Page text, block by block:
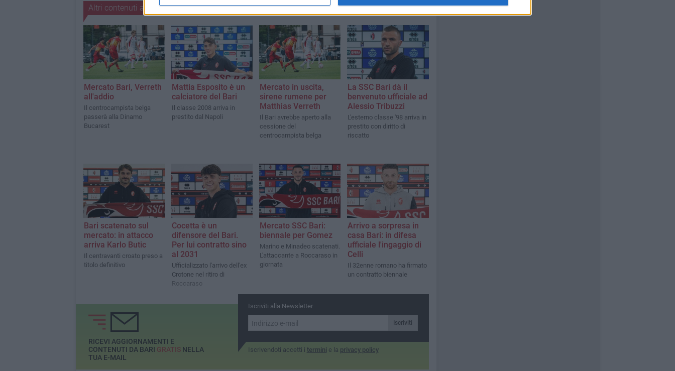
Altri contenuti a tema
Mercato Bari, Verreth
all'addio
Il centrocampista belga
passerà alla Dinamo
Bucarest
Mattia Esposito è un
calciatore del Bari
Il classe 2008 arriva in
prestito dal Napoli
Mercato in uscita,
sirene rumene per
Matthias Verreth
Il Bari avrebbe aperto alla
cessione del
centrocampista belga
La SSC Bari dà il
benvenuto ufficiale ad
Alessio Tribuzzi
L'esterno classe '98 arriva in
prestito con diritto di
riscatto
Bari scatenato sul
mercato: in attacco
arriva Karlo Butic
Il centravanti croato preso a
titolo definitivo
Cocetta è un
difensore del Bari.
Per lui contratto sino
al 2031
Ufficializzato l'arrivo dell'ex
Crotone nel ritiro di
Roccaraso
Mercato SSC Bari:
biennale per Gomez
Marino e Minadeo scatenati.
L'attaccante a Roccaraso in
giornata
Arrivo a sorpresa in
casa Bari: in difesa
ufficiale l'ingaggio di
Celli
Il 32enne romano ha firmato
un contratto biennale
Iscriviti alla Newsletter
Iscriviti
Iscrivendoti accetti i termini e la privacy policy
RICEVI AGGIORNAMENTI E
CONTENUTI DA BARI GRATISNELLA
TUA E-MAIL